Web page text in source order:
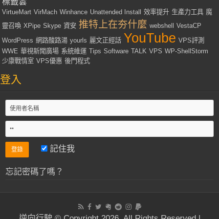
VirtueMart VirMach Winhance Unattended Install 效率提升 生產力工具 魔
靈召喚 XPipe Skype 資安 推特上在夯什麼 webshell
VestaCP
WordPress 網路酸路湯 yourls 麗文正經話 YouTube VPS評測
WWE 華視新聞廣場 系統維運 Tips Software TALK VPS WP-ShellStorm
少康戰情室 VPS優惠 後門程式
登入
記住我
忘記密碼了嗎？